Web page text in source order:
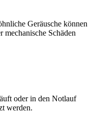
Geräusche können
mechanische Schäden
oder in den Notlauf
werden.